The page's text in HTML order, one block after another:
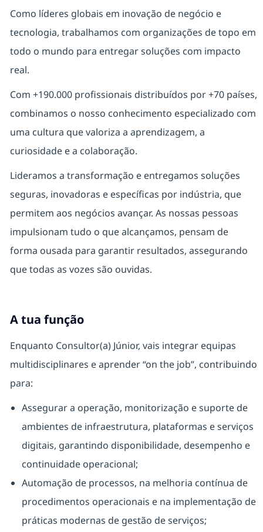
Como líderes globais em inovação de negócio e
tecnologia, trabalhamos com organizações de topo em
todo o mundo para entregar soluções com impacto
real.
Com +190.000 profissionais distribuídos por +70 países,
combinamos o nosso conhecimento especializado com
uma cultura que valoriza a aprendizagem, a
curiosidade e a colaboração.
Lideramos a transformação e entregamos soluções
seguras, inovadoras e específicas por indústria, que
permitem aos negócios avançar. As nossas pessoas
impulsionam tudo o que alcançamos, pensam de
forma ousada para garantir resultados, assegurando
que todas as vozes são ouvidas.
A tua função
Enquanto Consultor(a) Júnior, vais integrar equipas
multidisciplinares e aprender “on the job”, contribuindo
para:
Assegurar a operação, monitorização e suporte de
ambientes de infraestrutura, plataformas e serviços
digitais, garantindo disponibilidade, desempenho e
continuidade operacional;
Automação de processos, na melhoria contínua de
procedimentos operacionais e na implementação de
práticas modernas de gestão de serviços;